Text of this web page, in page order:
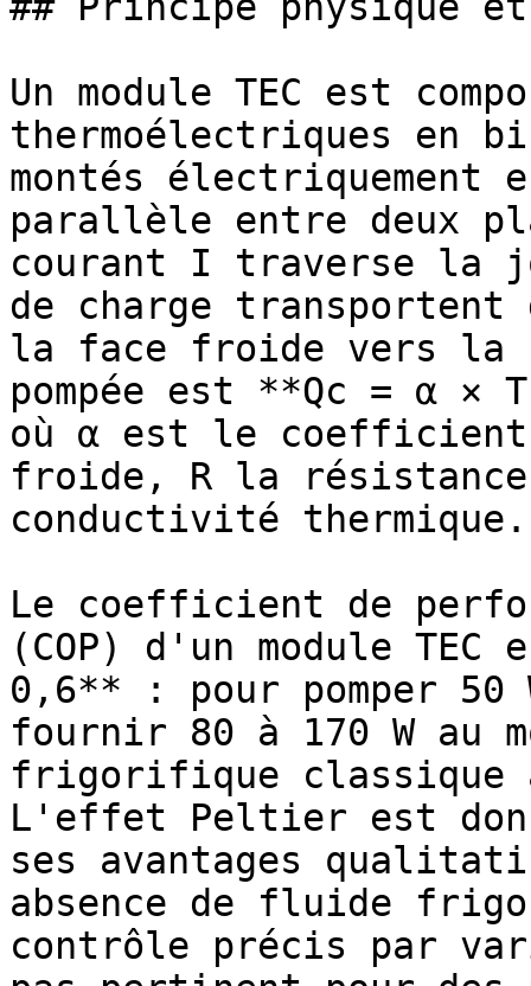
Un module TEC est
thermoélectriques en
montés électriquement
parallèle entre deux
courant I traverse la
de charge
la face froide vers la
pompée est **Qc = α
où α est le coefficient
froide, R la
conductivité thermique.
Le coefficient de
(COP) d'un module
0,6** : pour pomper
fournir 80 à 170 W au
frigorifique classique
L'effet Peltier est
ses avantages
absence de fluide
contrôle précis par